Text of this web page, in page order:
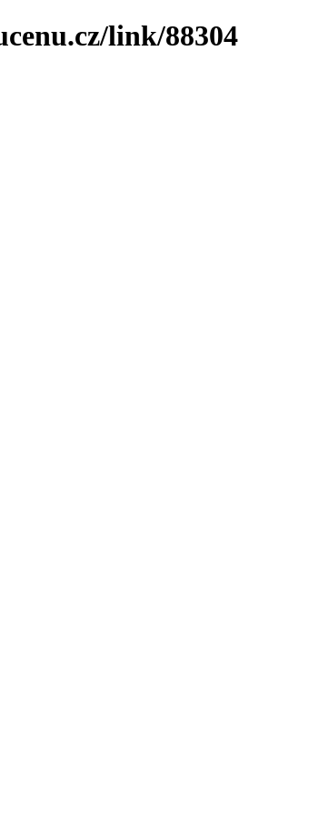
link/88304